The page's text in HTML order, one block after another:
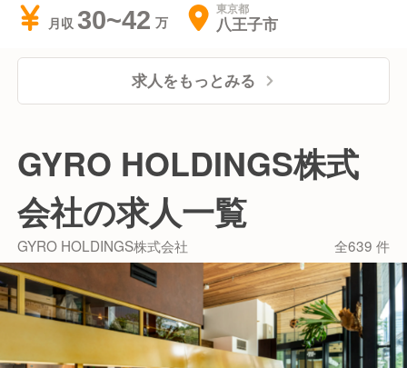
月収 30~42 東京都
八王子市
求人をもっとみる
GYRO HOLDINGS株式
会社の求人一覧
GYRO HOLDINGS株式会社 全639 件